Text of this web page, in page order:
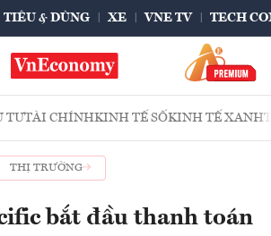
TIÊU & DÙNG XE VNE TV TECH
TƯTÀI CHÍNHKINH TẾ SỐKINH TẾ XANH
THỊ TRƯỜNG
bắt đầu thanh toán